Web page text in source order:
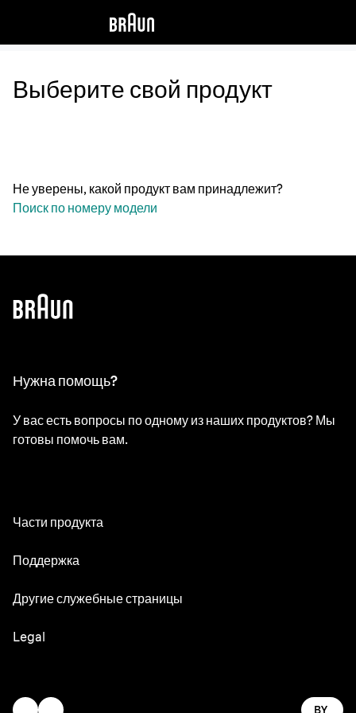
Выберите свой продукт
Не уверены, какой продукт вам принадлежит?
Поиск по номеру модели
Нужна помощь?
У вас есть вопросы по одному из наших продуктов? Мы
готовы помочь вам.
Части продукта
Все части
Поддержка
Руководства по эксплуатации
Другие служебные страницы
Oral-B
Legal
Заявление о доступности
BY